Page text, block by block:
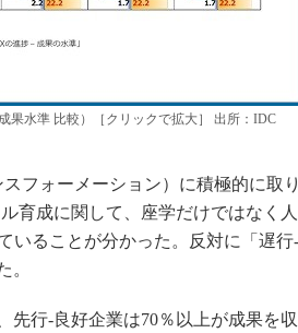
果水準 比較）［クリックで拡大］ 出所：IDC
フォーメーション）に積極的に取
育成に関して、座学だけではなく
ることが分かった。反対に「遅行
。
行‐良好企業は70％以上が成果を